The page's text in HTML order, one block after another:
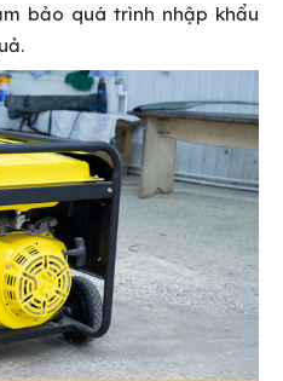
bảo quá trình nhập khẩu